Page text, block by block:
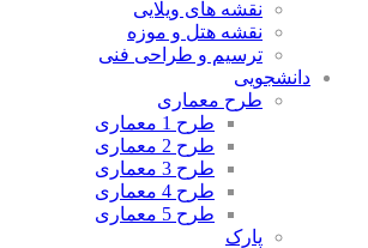
نقشه های ویلایی
نقشه هتل و موزه
ترسیم و طراحی فنی
دانشجویی
طرح معماری
طرح 1 معماری
طرح 2 معماری
طرح 3 معماری
طرح 4 معماری
طرح 5 معماری
پارک